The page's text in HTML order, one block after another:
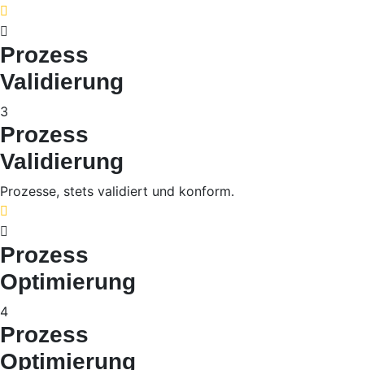
Prozess
Validierung
3
Prozess
Validierung
Prozesse, stets validiert und konform.
Prozess
Optimierung
4
Prozess
Optimierung